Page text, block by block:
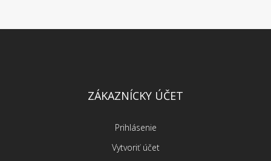
ZÁKAZNÍCKY ÚČET
Prihlásenie
Vytvoriť účet